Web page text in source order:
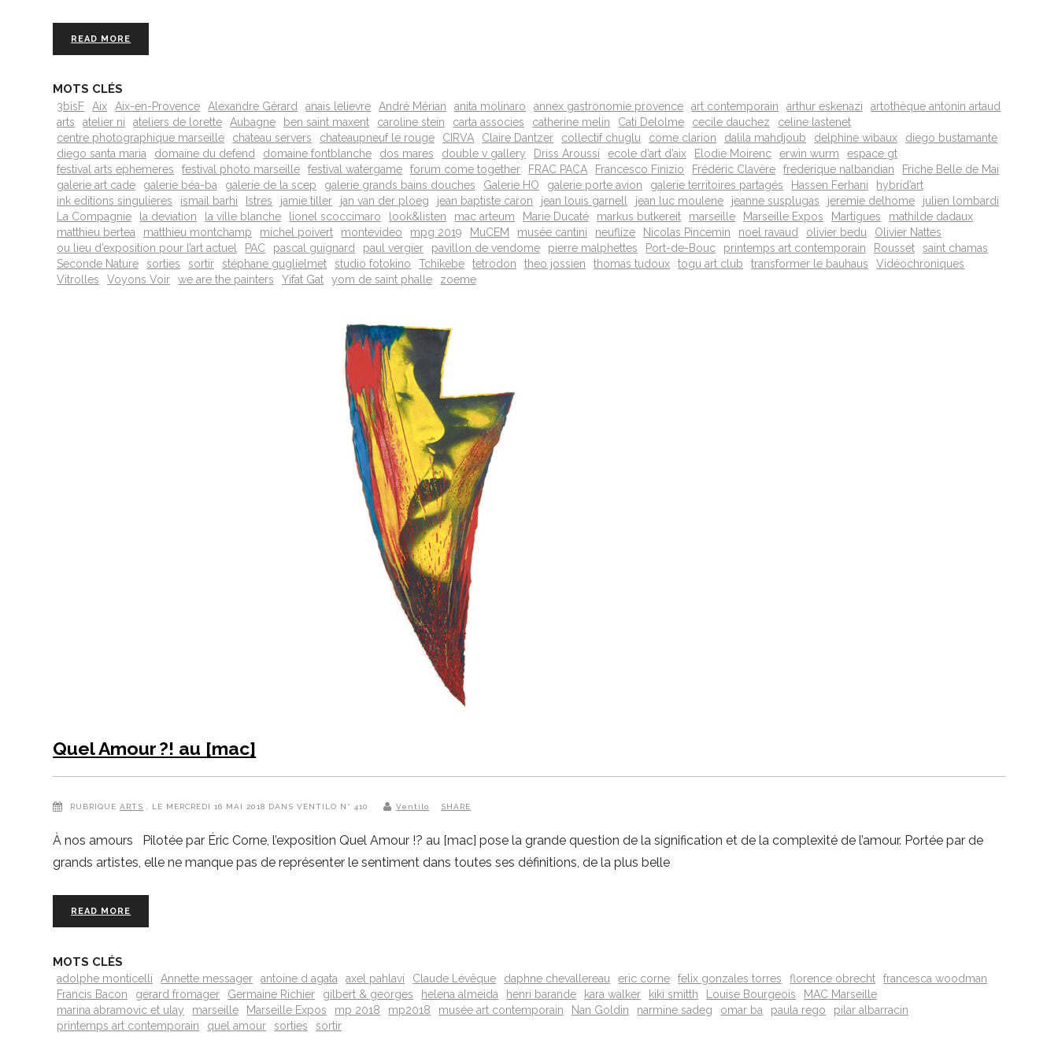
READ MORE
MOTS CLÉS
3bisF Aix Aix-en-Provence Alexandre Gérard anais lelievre André Mérian anita molinaro annex gastronomie provence art contemporain arthur eskenazi
artothèque antonin artaud
arts
atelier ni ateliers de lorette Aubagne ben saint maxent caroline stein carta associes catherine melin Cati Delolme cecile dauchez
celine lastenet
centre photographique marseille
chateau servers chateaupneuf le rouge CIRVA Claire Dantzer collectif chuglu come clarion dalila mahdjoub delphine wibaux
diego bustamante
diego santa maria
domaine du defend domaine fontblanche dos mares double v gallery Driss Aroussi ecole d’art d’aix Elodie Moirenc erwin wurm
espace gt
festival arts ephemeres
festival photo marseille festival watergame forum come together FRAC PACA Francesco Finizio Frédéric Clavère frederique nalbandian
Friche Belle de Mai
galerie art cade
galerie béa-ba galerie de la scep galerie grands bains douches Galerie HO galerie porte avion galerie territoires partagés Hassen Ferhani
hybrid’art
ink editions singulieres
ismail barhi Istres jamie tiller jan van der ploeg jean baptiste caron jean louis garnell jean luc moulene jeanne susplugas jeremie delhome
julien lombardi
La Compagnie
la deviation la ville blanche lionel scoccimaro look&listen mac arteum Marie Ducaté markus butkereit marseille Marseille Expos Martigues
mathilde dadaux
matthieu bertea
matthieu montchamp michel poivert montevideo mpg 2019 MuCEM musée cantini neuflize Nicolas Pincemin noel ravaud olivier bedu
Olivier Nattes
ou lieu d’exposition pour l’art actuel
PAC pascal guignard paul vergier pavillon de vendome pierre malphettes Port-de-Bouc printemps art contemporain Rousset
saint chamas
Seconde Nature
sorties sortir stéphane guglielmet studio fotokino Tchikebe tetrodon theo jossien thomas tudoux togu art club transformer le bauhaus
Vidéochroniques
Vitrolles
Voyons Voir we are the painters Yifat Gat yom de saint phalle zoeme
Quel Amour ?! au [mac]
RUBRIQUE ARTS , LE MERCREDI 16 MAI 2018 DANS VENTILO N° 410 Ventilo SHARE
À nos amours Pilotée par Éric Corne, l’exposition Quel Amour !? au [mac] pose la grande question de la signification et de la complexité de l’amour. Portée par de
grands artistes, elle ne manque pas de représenter le sentiment dans toutes ses définitions, de la plus belle
READ MORE
MOTS CLÉS
adolphe monticelli Annette messager antoine d agata axel pahlavi Claude Lévêque daphne chevallereau eric corne felix gonzales torres florence obrecht
francesca woodman
Francis Bacon
gerard fromager Germaine Richier gilbert & georges helena almeida henri barande kara walker kiki smitth Louise Bourgeois
MAC Marseille
marina abramovic et ulay
marseille Marseille Expos mp 2018 mp2018 musée art contemporain Nan Goldin narmine sadeg omar ba paula rego
pilar albarracin
printemps art contemporain
quel amour sorties sortir